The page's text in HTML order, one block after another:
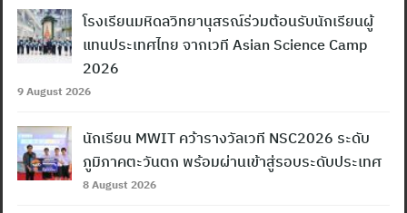
โรงเรียนมหิดลวิทยานุสรณ์ร่วมต้อนรับนักเรียนผู้
แทนประเทศไทย จากเวที Asian Science Camp
2026
9 August 2026
นักเรียน MWIT คว้ารางวัลเวที NSC2026 ระดับ
ภูมิภาคตะวันตก พร้อมผ่านเข้าสู่รอบระดับประเทศ
8 August 2026